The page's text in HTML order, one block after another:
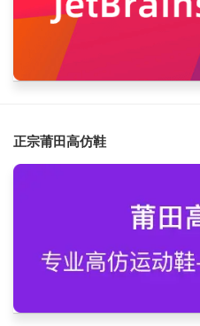
正宗莆田高仿鞋